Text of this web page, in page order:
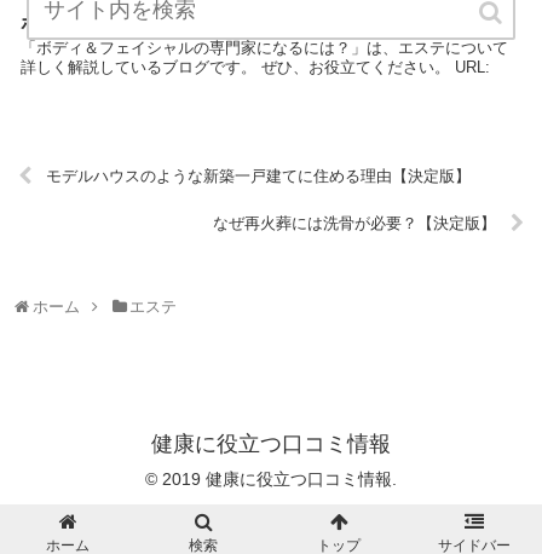
ボディ＆フェイシャルの専門家になるには？【決定版】
「ボディ＆フェイシャルの専門家になるには？」は、エステについて
詳しく解説しているブログです。 ぜひ、お役立てください。 URL:
モデルハウスのような新築一戸建てに住める理由【決定版】
なぜ再火葬には洗骨が必要？【決定版】
ホーム エステ
健康に役立つ口コミ情報
© 2019 健康に役立つ口コミ情報.
ホーム 検索 トップ サイドバー